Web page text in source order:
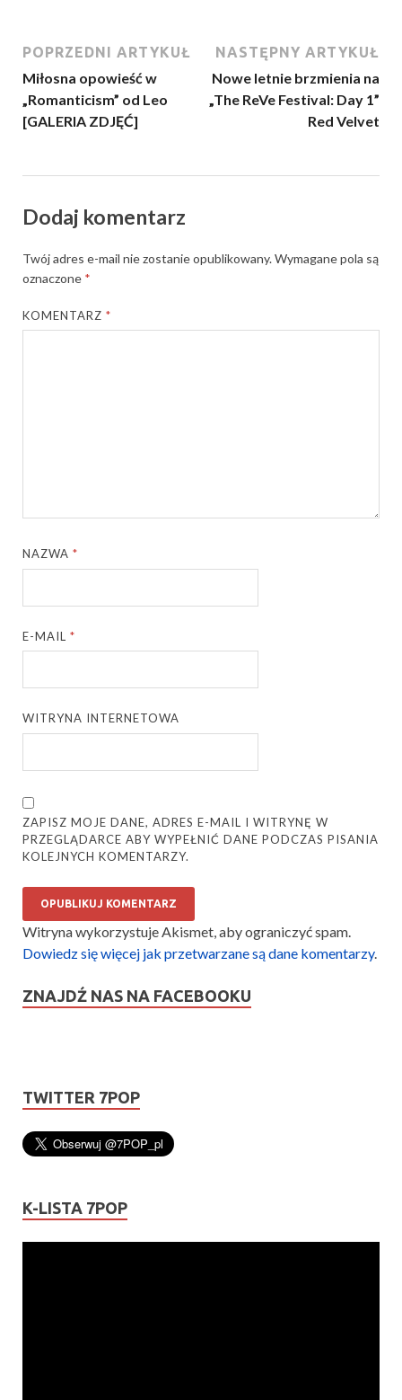
POPRZEDNI ARTYKUŁ
Miłosna opowieść w
„Romanticism” od Leo
[GALERIA ZDJĘĆ]
NASTĘPNY ARTYKUŁ
Nowe letnie brzmienia na
„The ReVe Festival: Day 1”
Red Velvet
Dodaj komentarz
Twój adres e-mail nie zostanie opublikowany.Wymagane pola są
oznaczone *
KOMENTARZ*
NAZWA*
E-MAIL*
WITRYNA INTERNETOWA
ZAPISZ MOJE DANE, ADRES E-MAIL I WITRYNĘ W
PRZEGLĄDARCE ABY WYPEŁNIĆ DANE PODCZAS PISANIA
KOLEJNYCH KOMENTARZY.
Witryna wykorzystuje Akismet, aby ograniczyć spam.
Dowiedz się więcej jak przetwarzane są dane komentarzy.
ZNAJDŹ NAS NA FACEBOOKU
TWITTER 7POP
K-LISTA 7POP